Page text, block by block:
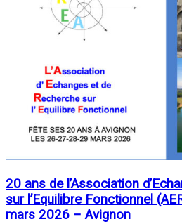
20 ans de l’Association
sur l’Equilibre Fonctionnel
mars 2026 – Avignon